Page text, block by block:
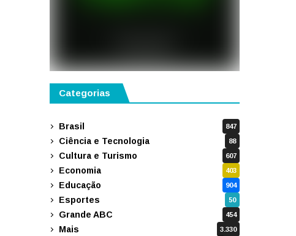
Categorias
Brasil 847
Ciência e Tecnologia 88
Cultura e Turismo 607
Economia 403
Educação 904
Esportes 50
Grande ABC 454
Mais 3.330